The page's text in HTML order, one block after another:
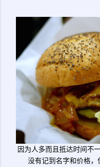
因为人多而且抵达时间不
没有记到名字和价格